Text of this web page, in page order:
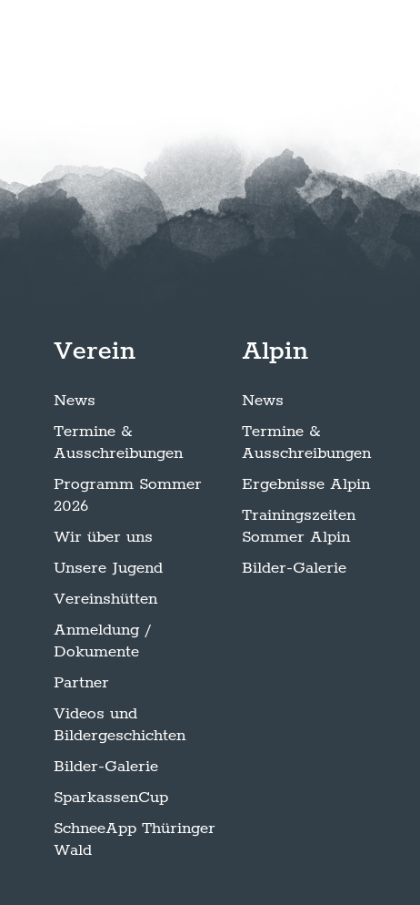
Verein
News
Termine &
Ausschreibungen
Programm Sommer
2026
Wir über uns
Unsere Jugend
Vereinshütten
Anmeldung /
Dokumente
Partner
Videos und
Bildergeschichten
Bilder-Galerie
SparkassenCup
SchneeApp Thüringer
Wald
Alpin
News
Termine &
Ausschreibungen
Ergebnisse Alpin
Trainingszeiten
Sommer Alpin
Bilder-Galerie